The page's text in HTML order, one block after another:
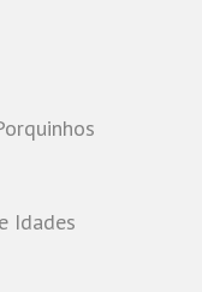
Idades